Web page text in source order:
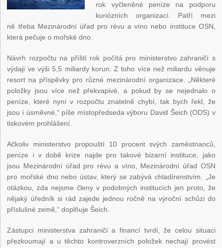
rok vyčleněné peníze na podporu
kuriózních organizací. Patří mezi
ně třeba Mezinárodní úřad pro révu a víno nebo instituce OSN,
která pečuje o mořské dno.
Návrh rozpočtu na příští rok počítá pro ministerstvo zahraničí s
výdaji ve výši 5,5 miliardy korun. Z toho více než miliardu věnuje
resort na příspěvky pro různé mezinárodní organizace. „Některé
položky jsou více než překvapivé, a pokud by se nejednalo o
peníze, které nyní v rozpočtu znatelně chybí, tak bych řekl, že
jsou i úsměvné,“ píše místopředseda výboru David Šeich (ODS) v
tiskovém prohlášení.
Ačkoliv ministerstvo propouští 10 procent svých zaměstnanců,
peníze i v době krize najde pro takové bizarní instituce, jako
jsou Mezinárodní úřad pro révu a víno, Mezinárodní úřad OSN
pro mořské dno nebo ústav, který se zabývá chladírenstvím. „Je
otázkou, zda nejsme členy v podobných institucích jen proto, že
nějaký úředník si rád zajede jednou ročně na výroční schůzi do
příslušné země,“ doplňuje Šeich.
Zástupci ministerstva zahraničí a financí tvrdí, že celou situaci
přezkoumají a u těchto kontroverzních položek nechají provést